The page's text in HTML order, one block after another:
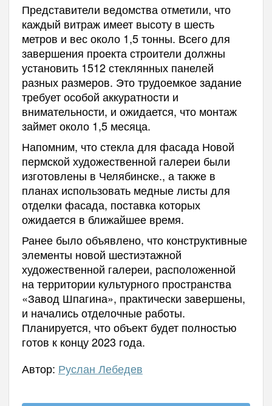
Представители ведомства отметили, что
каждый витраж имеет высоту в шесть
метров и вес около 1,5 тонны. Всего для
завершения проекта строители должны
установить 1512 стеклянных панелей
разных размеров. Это трудоемкое задание
требует особой аккуратности и
внимательности, и ожидается, что монтаж
займет около 1,5 месяца.
Напомним, что стекла для фасада Новой
пермской художественной галереи были
изготовлены в Челябинске., а также в
планах использовать медные листы для
отделки фасада, поставка которых
ожидается в ближайшее время.
Ранее было объявлено, что конструктивные
элементы новой шестиэтажной
художественной галереи, расположенной
на территории культурного пространства
«Завод Шпагина», практически завершены,
и начались отделочные работы.
Планируется, что объект будет полностью
готов к концу 2023 года.
Автор: Руслан Лебедев